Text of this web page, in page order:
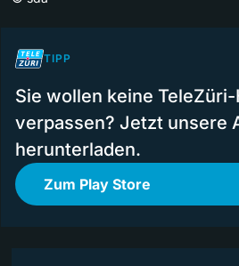
TIPP
Sie wollen keine
verpassen? Jetzt unsere
herunterladen.
Zum Play Store